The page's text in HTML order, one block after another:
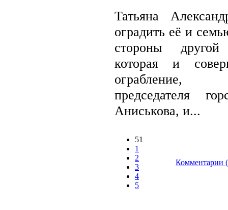
Татьяна
оградить её и
стороны другой
которая и
ограбление,
председателя
Аниськова, и...
51
1
2
3
4
5
Комментарии